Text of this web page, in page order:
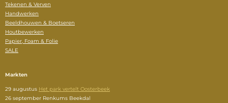
Tekenen & Verven
Handwerken
Beeldhouwen & Boetseren
Houtbewerken
Papier, Foam & Folie
SALE
Markten
29 augustus Het park vertelt Oosterbeek
26 september Renkums Beekdal